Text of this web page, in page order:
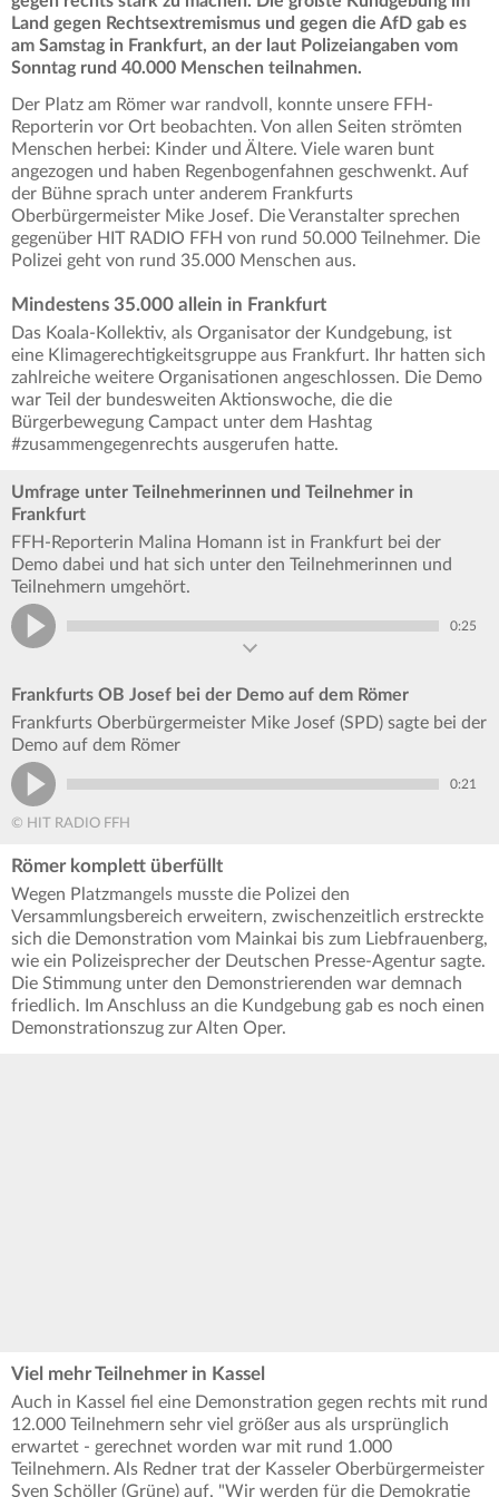
Land gegen Rechtsextremismus und gegen die AfD gab es
am Samstag in Frankfurt, an der laut Polizeiangaben vom
Sonntag rund 40.000 Menschen teilnahmen.
Der Platz am Römer war randvoll, konnte unsere FFH-
Reporterin vor Ort beobachten. Von allen Seiten strömten
Menschen herbei: Kinder und Ältere. Viele waren bunt
angezogen und haben Regenbogenfahnen geschwenkt. Auf
der Bühne sprach unter anderem Frankfurts
Oberbürgermeister Mike Josef. Die Veranstalter sprechen
gegenüber HIT RADIO FFH von rund 50.000 Teilnehmer. Die
Polizei geht von rund 35.000 Menschen aus.
Mindestens 35.000 allein in Frankfurt
Das Koala-Kollektiv, als Organisator der Kundgebung, ist
eine Klimagerechtigkeitsgruppe aus Frankfurt. Ihr hatten sich
zahlreiche weitere Organisationen angeschlossen. Die Demo
war Teil der bundesweiten Aktionswoche, die die
Bürgerbewegung Campact unter dem Hashtag
#zusammengegenrechts ausgerufen hatte.
Umfrage unter Teilnehmerinnen und Teilnehmer in
Frankfurt
FFH-Reporterin Malina Homann ist in Frankfurt bei der
Demo dabei und hat sich unter den Teilnehmerinnen und
Teilnehmern umgehört.
0:25
Frankfurts OB Josef bei der Demo auf dem Römer
Frankfurts Oberbürgermeister Mike Josef (SPD) sagte bei der
Demo auf dem Römer
0:21
© HIT RADIO FFH
Römer komplett überfüllt
Wegen Platzmangels musste die Polizei den
Versammlungsbereich erweitern, zwischenzeitlich erstreckte
sich die Demonstration vom Mainkai bis zum Liebfrauenberg,
wie ein Polizeisprecher der Deutschen Presse-Agentur sagte.
Die Stimmung unter den Demonstrierenden war demnach
friedlich. Im Anschluss an die Kundgebung gab es noch einen
Demonstrationszug zur Alten Oper.
Viel mehr Teilnehmer in Kassel
Auch in Kassel fiel eine Demonstration gegen rechts mit rund
12.000 Teilnehmern sehr viel größer aus als ursprünglich
erwartet - gerechnet worden war mit rund 1.000
Teilnehmern. Als Redner trat der Kasseler Oberbürgermeister
Sven Schöller (Grüne) auf. "Wir werden für die Demokratie